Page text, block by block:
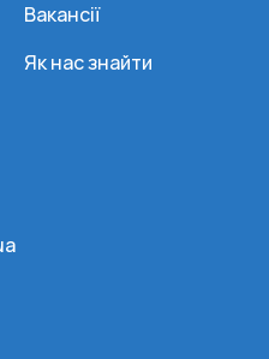
Вакансії
Як нас знайти